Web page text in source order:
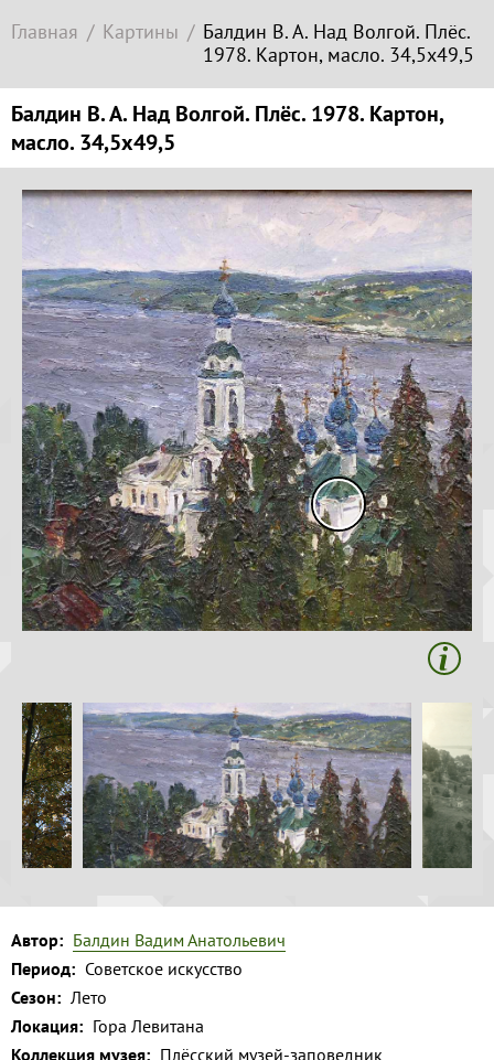
Главная Картины
Балдин В. А. Над Волгой. Плёс.
1978. Картон, масло. 34,5х49,5
Балдин В. А. Над Волгой. Плёс. 1978. Картон,
масло. 34,5х49,5
Автор: Балдин Вадим Анатольевич
Период: Советское искусство
Сезон: Лето
Локация: Гора Левитана
Коллекция музея: Плёсский музей-заповедник
ссылку
Копировать
Копируйте
координаты
места
Копировать
зарубежное
искусство
Локация
гора
Гора
Левитана
Заречье
Набережная
Торговая
площадь
Верхний
Плёс
Волга и
левый берег
Время
года на
картине
Лето
Осень
Коллекция
музея
Музей